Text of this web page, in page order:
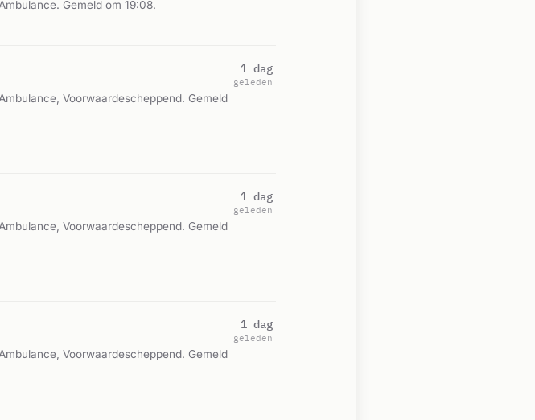
Gemeld om 19:08.
Voorwaardescheppend. Gemeld
1 dag
geleden
Voorwaardescheppend. Gemeld
1 dag
geleden
Voorwaardescheppend. Gemeld
1 dag
geleden